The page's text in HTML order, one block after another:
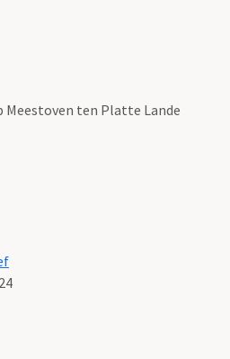
Meestoven ten Platte Lande